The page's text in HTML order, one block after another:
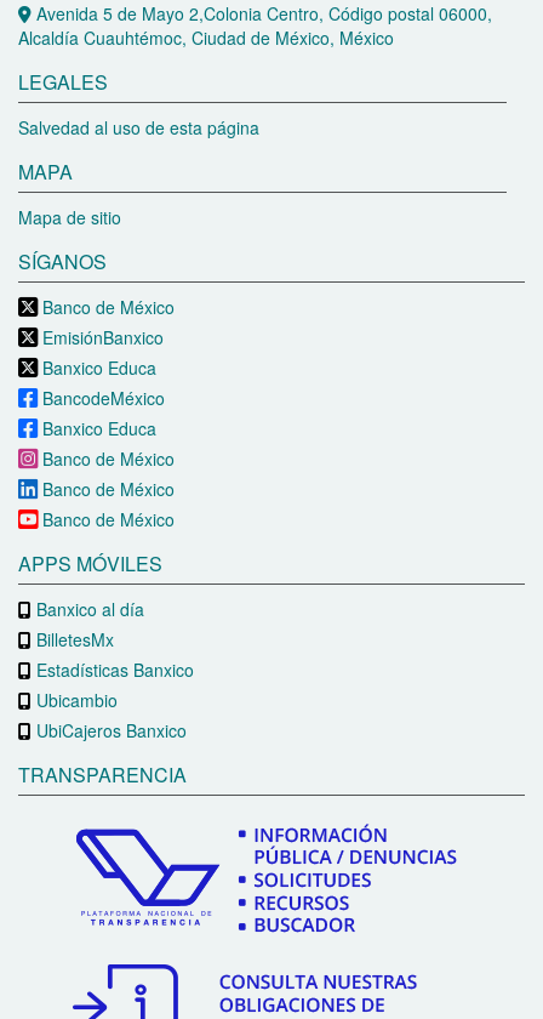
Avenida 5 de Mayo 2,Colonia Centro, Código postal 06000,
Alcaldía Cuauhtémoc, Ciudad de México, México
LEGALES
Salvedad al uso de esta página
MAPA
Mapa de sitio
SÍGANOS
Banco de México
EmisiónBanxico
Banxico Educa
BancodeMéxico
Banxico Educa
Banco de México
Banco de México
Banco de México
APPS MÓVILES
Banxico al día
BilletesMx
Estadísticas Banxico
Ubicambio
UbiCajeros Banxico
TRANSPARENCIA